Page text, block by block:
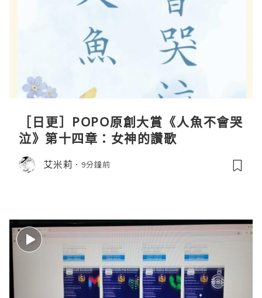
［日更］POPO原創大賞《人魚不會哭
泣》第十四章：女神的讚歌
艾米莉 9分鐘前